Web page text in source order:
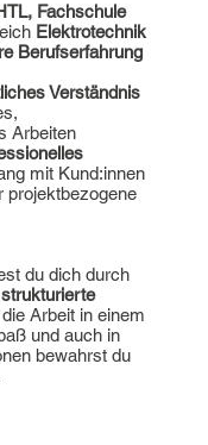
Fachschule
Elektrotechnik
Berufserfahrung
Verständnis
Arbeiten
mit Kund:innen
projektbezogene
du dich durch
strukturierte
Arbeit in einem
und auch in
bewahrst du